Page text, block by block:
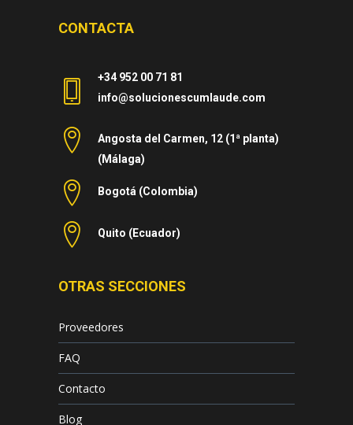
CONTACTA
+34 952 00 71 81
info@solucionescumlaude.com
Angosta del Carmen, 12 (1ª planta)
(Málaga)
Bogotá (Colombia)
Quito (Ecuador)
OTRAS SECCIONES
Proveedores
FAQ
Contacto
Blog